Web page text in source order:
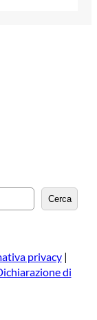
Cerca
privacy|
di